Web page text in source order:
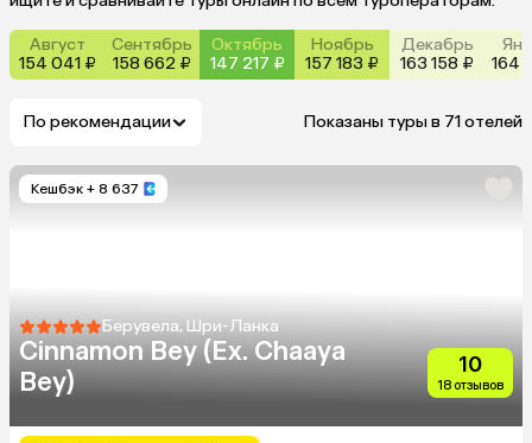
Август
154 041 ₽
Сентябрь
158 662 ₽
Октябрь
147 217 ₽
Ноябрь
157 183 ₽
Декабрь
163 158 ₽
164
По рекомендации Показаны туры в 71 отелей
Кешбэк + 8 637
Берувела, Шри-Ланка
Cinnamon Bey (Ex. Chaaya
Bey)
10
18 отзывов